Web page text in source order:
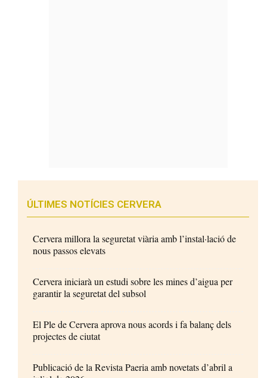
ÚLTIMES NOTÍCIES CERVERA
Cervera millora la seguretat viària amb l’instal·lació de
nous passos elevats
Cervera iniciarà un estudi sobre les mines d’aigua per
garantir la seguretat del subsol
El Ple de Cervera aprova nous acords i fa balanç dels
projectes de ciutat
Publicació de la Revista Paeria amb novetats d’abril a